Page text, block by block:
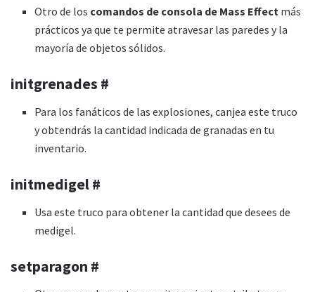
Otro de los comandos de consola de Mass Effect más
prácticos ya que te permite atravesar las paredes y la
mayoría de objetos sólidos.
initgrenades #
Para los fanáticos de las explosiones, canjea este truco
y obtendrás la cantidad indicada de granadas en tu
inventario.
initmedigel #
Usa este truco para obtener la cantidad que desees de
medigel.
setparagon #